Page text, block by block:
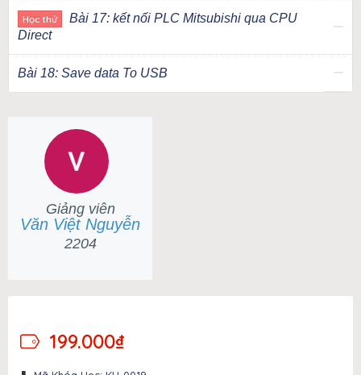
Học thử
Bài 17: kết nối PLC Mitsubishi qua CPU
Direct
Bài 18: Save data To USB
Giảng viên
Văn Việt Nguyễn
2204
199.000₫